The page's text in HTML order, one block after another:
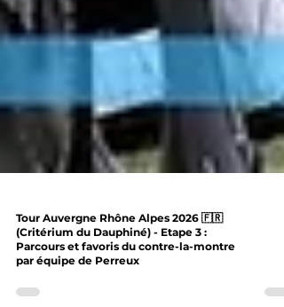
Tour Auvergne Rhône Alpes 2026 🇫🇷
(Critérium du Dauphiné) - Etape 3 :
Parcours et favoris du contre-la-montre
par équipe de Perreux